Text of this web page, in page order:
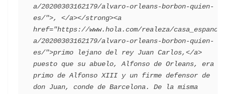
a/20200303162179/alvaro-orleans-borbon-quien-
es/">, </a></strong><a
href="https://www.hola.com/realeza/casa_espanol
a/20200303162179/alvaro-orleans-borbon-quien-
es/">primo lejano del rey Juan Carlos,</a>
puesto que su abuelo, Alfonso de Orleans, era
primo de Alfonso XIII y un firme defensor de
don Juan, conde de Barcelona. De la misma